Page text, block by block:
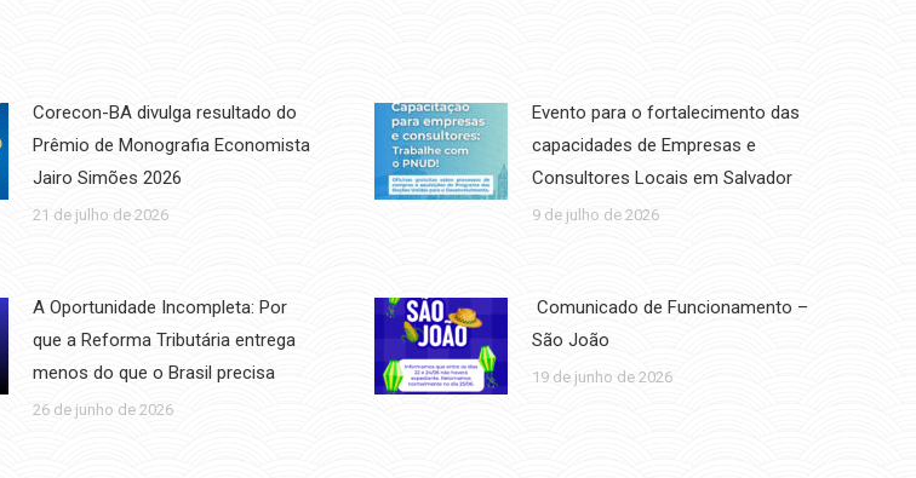
Corecon-BA divulga resultado do
Prêmio de Monografia Economista
Jairo Simões 2026
21 de julho de 2026
Evento para o fortalecimento das
capacidades de Empresas e
Consultores Locais em Salvador
9 de julho de 2026
A Oportunidade Incompleta: Por
que a Reforma Tributária entrega
menos do que o Brasil precisa
26 de junho de 2026
Comunicado de Funcionamento –
São João
19 de junho de 2026